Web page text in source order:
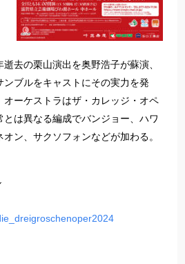
去の栗山演出を奥野浩子が蘇演、
ブルをキャストにその実力を発
ーケストラはザ・カレッジ・オペ
は異なる編成でバンジョー、ハワ
ン、サクソフォンなどが加わる。